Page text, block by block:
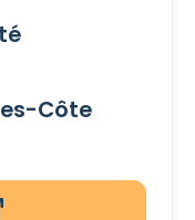
Côte